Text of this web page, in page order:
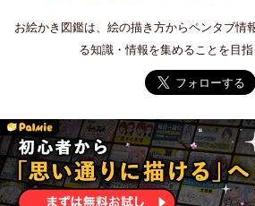
お絵かき図鑑は、絵の描き方からペンタブ情
る知識・情報を集めることを目指